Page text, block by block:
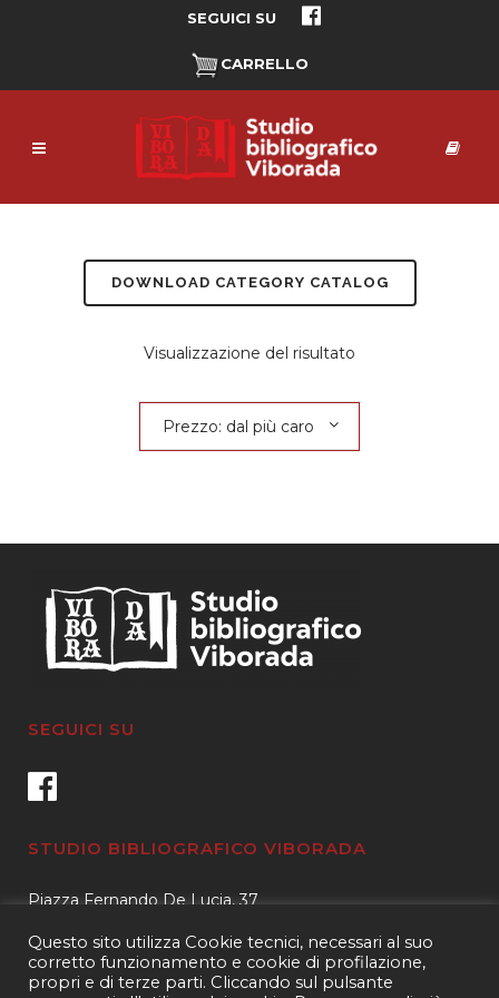
SEGUICI SU
CARRELLO
DOWNLOAD CATEGORY CATALOG
Visualizzazione del risultato
Prezzo: dal più caro
SEGUICI SU
STUDIO BIBLIOGRAFICO VIBORADA
Piazza Fernando De Lucia, 37
Tel.3400596959 – 3404632889
email.info@viborada.it
Questo sito utilizza Cookie tecnici, necessari al suo
corretto funzionamento e cookie di profilazione,
propri e di terze parti. Cliccando sul pulsante